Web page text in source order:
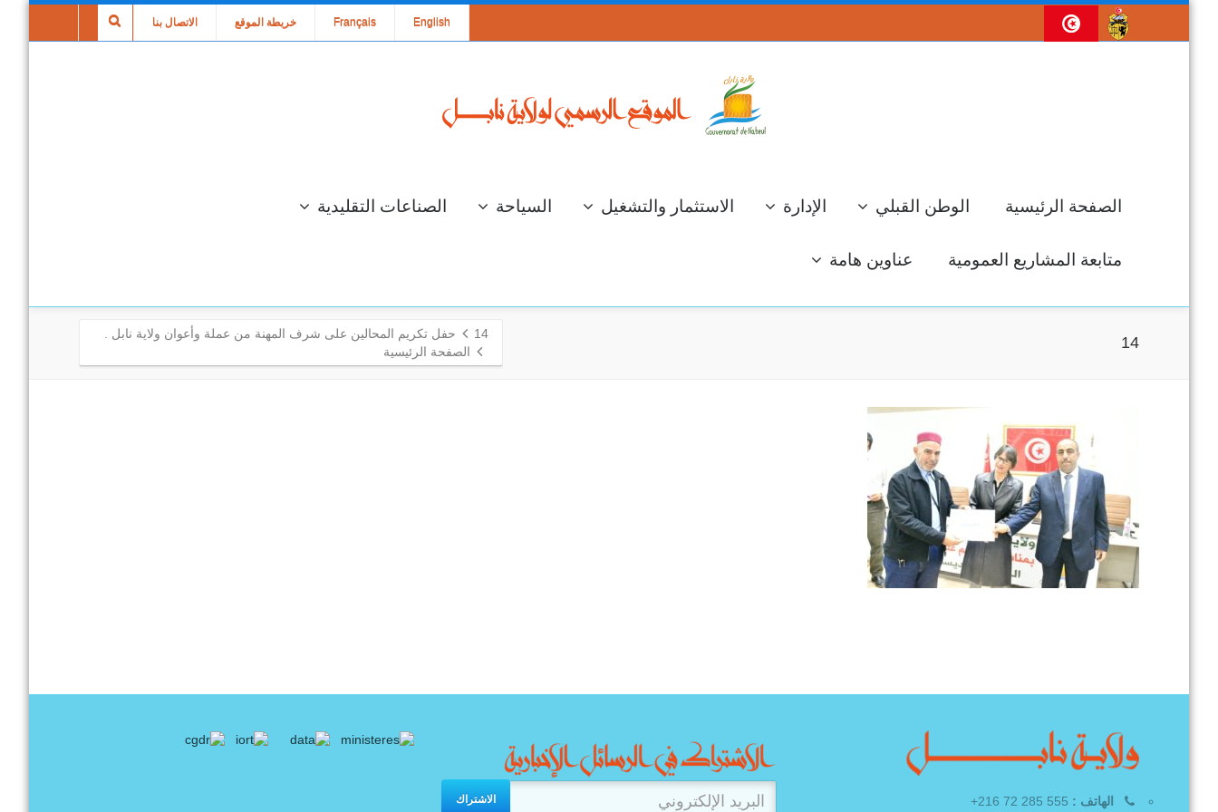
الاتصال بنا خريطة الموقع Français English
الصفحة الرئيسية الوطن القبلي الإدارة الاستثمار والتشغيل السياحة الصناعات التقليدية
متابعة المشاريع العمومية عناوين هامة
14
14
حفل تكريم المحالين على شرف المهنة من عملة وأعوان ولاية نابل .
الصفحة الرئيسية
الاشتراك الهاتف :